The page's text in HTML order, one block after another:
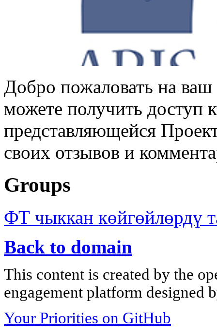
Добро пожаловать на
можете получить доступ
представляющейся
своих отзывов и
Groups
ФТ чыккан көйгөйлөрдү
Back to domain
This content is created by the
engagement platform designed
Your Priorities on GitHub